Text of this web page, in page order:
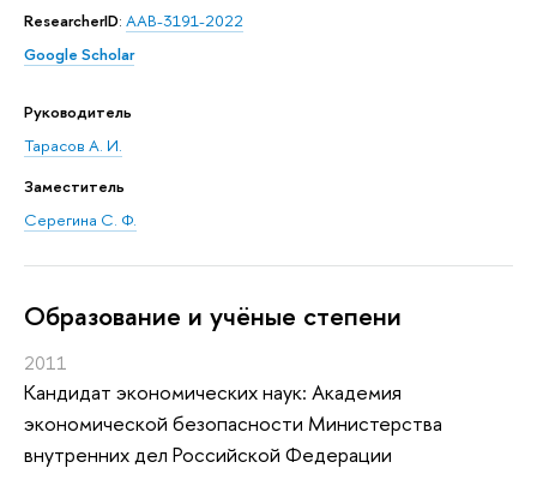
ResearcherID: AAB-3191-2022
Google Scholar
Руководитель
Тарасов А. И.
Заместитель
Серегина С. Ф.
Oбразование и учёные степени
2011
Кандидат экономических наук: Академия
экономической безопасности Министерства
внутренних дел Российской Федерации